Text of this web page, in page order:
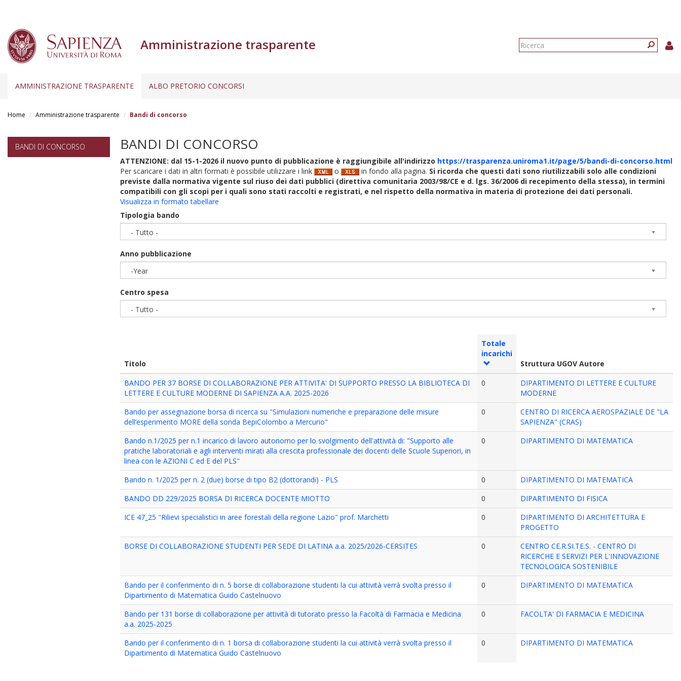
Amministrazione trasparente
Form
AMMINISTRAZIONE TRASPARENTE ALBO PRETORIO CONCORSI
Home Amministrazione trasparente Bandi di concorso
BANDI DI CONCORSO BANDI DI CONCORSO
ATTENZIONE: dal 15-1-2026 il nuovo punto di pubblicazione è raggiungibile all'indirizzo https://trasparenza.uniroma1.it/page/5/bandi-di-concorso.html
Per scaricare i dati in altri formati è possibile utilizzare i link
o in fondo alla pagina. Si ricorda che questi dati sono riutilizzabili solo alle condizioni
previste dalla normativa vigente sul riuso dei dati pubblici (direttiva comunitaria 2003/98/CE e d. lgs. 36/2006 di recepimento della stessa), in termini
compatibili con gli scopi per i quali sono stati raccolti e registrati, e nel rispetto della normativa in materia di protezione dei dati personali.
Visualizza in formato tabellare
Tipologia bando
- Tutto -
Anno pubblicazione
-Year
Centro spesa
- Tutto -
Titolo
Totale
incarichi
Struttura UGOV Autore
BANDO PER 37 BORSE DI COLLABORAZIONE PER ATTIVITA' DI SUPPORTO PRESSO LA BIBLIOTECA DI
LETTERE E CULTURE MODERNE DI SAPIENZA A.A. 2025-2026
0
DIPARTIMENTO DI LETTERE E CULTURE
MODERNE
Bando per assegnazione borsa di ricerca su "Simulazioni numeriche e preparazione delle misure
dell’esperimento MORE della sonda BepiColombo a Mercurio"
0
CENTRO DI RICERCA AEROSPAZIALE DE "LA
SAPIENZA" (CRAS)
Bando n.1/2025 per n.1 incarico di lavoro autonomo per lo svolgimento dell'attività di: "Supporto alle
pratiche laboratoriali e agli interventi mirati alla crescita professionale dei docenti delle Scuole Superiori, in
linea con le AZIONI C ed E del PLS"
0 DIPARTIMENTO DI MATEMATICA
Bando n. 1/2025 per n. 2 (due) borse di tipo B2 (dottorandi) - PLS 0
DIPARTIMENTO DI MATEMATICA
BANDO DD 229/2025 BORSA DI RICERCA DOCENTE MIOTTO
0
DIPARTIMENTO DI FISICA
ICE 47_25 "Rilievi specialistici in aree forestali della regione Lazio" prof. Marchetti
0
DIPARTIMENTO DI ARCHITETTURA E
PROGETTO
BORSE DI COLLABORAZIONE STUDENTI PER SEDE DI LATINA a.a. 2025/2026-CERSITES
0
CENTRO CE.R.SI.TE.S. - CENTRO DI
RICERCHE E SERVIZI PER L'INNOVAZIONE
TECNOLOGICA SOSTENIBILE
Bando per il conferimento di n. 5 borse di collaborazione studenti la cui attività verrà svolta presso il
Dipartimento di Matematica Guido Castelnuovo
0 DIPARTIMENTO DI MATEMATICA
Bando per 131 borse di collaborazione per attività di tutorato presso la Facoltà di Farmacia e Medicina
a.a. 2025-2025
0 FACOLTA' DI FARMACIA E MEDICINA
Bando per il conferimento di n. 1 borsa di collaborazione studenti la cui attività verrà svolta presso il
Dipartimento di Matematica Guido Castelnuovo
0 DIPARTIMENTO DI MATEMATICA